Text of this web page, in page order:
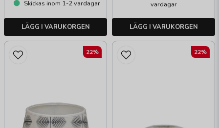
Skickas inom 1-2 vardagar
LÄGG I VARUKORGEN
vardagar
LÄGG I VARUKORGEN
22% 22%